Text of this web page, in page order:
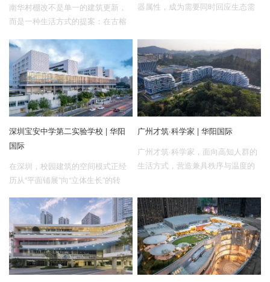
南华村棚改不是单一的建筑更新，
而是一种生活方式的提案：在古榕
鸣，在城市与自然之间，获得有品
质、有归属的生活秩序。
器属性，成为需要同时回应生态需
深圳宝安中学第二实验学校 | 华阳
国际
在深圳，校园建筑的空间模式正经
历从“平面铺展”向“立体生长”的转
广州才筑·科学家 | 华阳国际
广州才筑·科学家，面向高知人群的
生活方式，营造兼具秩序与温度的